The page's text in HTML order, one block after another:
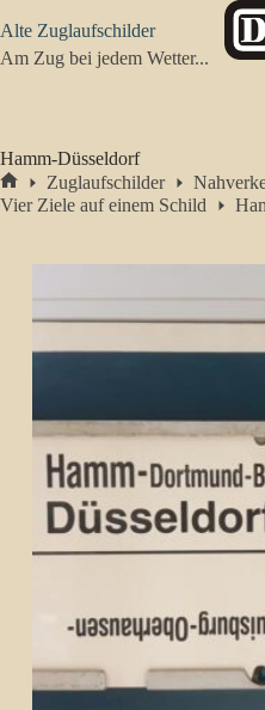
Inhalt
springen
Alte Zuglaufschilder
Am Zug bei jedem Wetter...
Hamm-Düsseldorf
Start
Zuglaufschilder
Vier Ziele auf einem Schild